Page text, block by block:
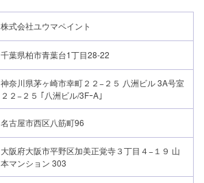
株式会社ユウマペイント
千葉県柏市青葉台1丁目28-22
神奈川県茅ヶ崎市幸町２２−２５ 八洲ビル 3A号室
２２−２５ ｢八洲ビル/3FｰA｣
名古屋市西区八筋町96
大阪府大阪市平野区加美正覚寺３丁目４−１９ 山
本マンション 303